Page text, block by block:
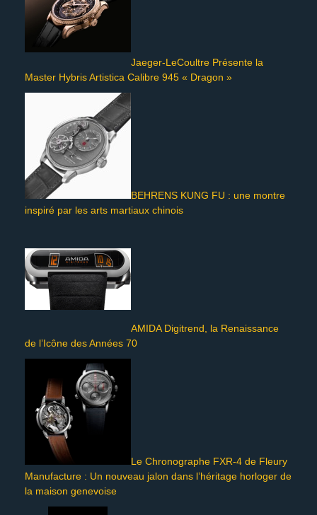
Jaeger-LeCoultre Présente la
Master Hybris Artistica Calibre 945 « Dragon »
BEHRENS KUNG FU : une montre
inspiré par les arts martiaux chinois
AMIDA Digitrend, la Renaissance
de l’Icône des Années 70
Le Chronographe FXR-4 de Fleury
Manufacture : Un nouveau jalon dans l’héritage horloger de
la maison genevoise